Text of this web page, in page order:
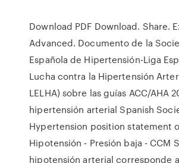
Download PDF Download. Share.
Advanced. Documento de la
Española de Hipertensión-Liga
Lucha contra la Hipertensión
LELHA) sobre las guías ACC/AHA
hipertensión arterial Spanish
Hypertension position statement
Hipotensión - Presión baja - CCM
hipotensión arterial corresponde